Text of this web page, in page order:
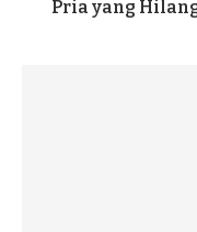
Pria yang